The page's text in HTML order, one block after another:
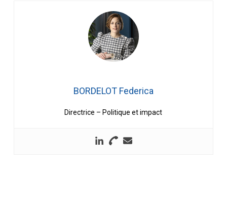
BORDELOT Federica
Directrice – Politique et impact